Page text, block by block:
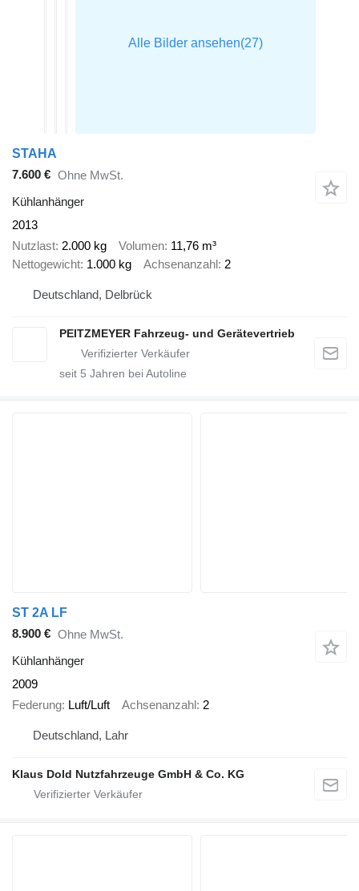
STAHA
7.600 € Ohne MwSt.
Kühlanhänger
2013
Nutzlast 2.000 kg Volumen 11,76 m³
Nettogewicht 1.000 kg Achsenanzahl 2
Deutschland, Delbrück
PEITZMEYER Fahrzeug- und Gerätevertrieb
seit 5 Jahren bei Autoline
ST 2A LF
8.900 € Ohne MwSt.
Kühlanhänger
2009
Federung Luft/Luft Achsenanzahl 2
Deutschland, Lahr
Klaus Dold Nutzfahrzeuge GmbH & Co. KG